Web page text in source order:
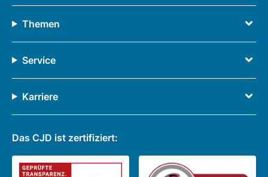
Themen
Service
Karriere
Das CJD ist zertifiziert: